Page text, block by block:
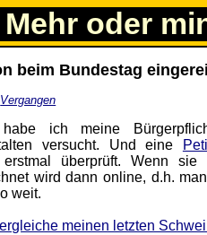
Mehr oder
beim Bundestag
Vergangen
habe ich meine
versucht. Und eine
erstmal überprüft. Wenn
wird dann online, d.h.
weit.
meinen letzten